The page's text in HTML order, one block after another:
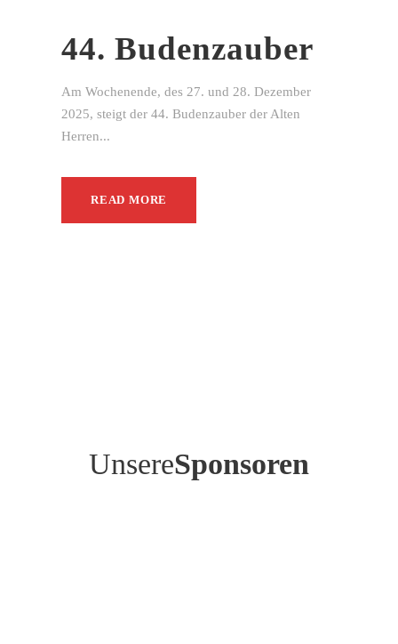
44. Budenzauber
Am Wochenende, des 27. und 28. Dezember
2025, steigt der 44. Budenzauber der Alten
Herren...
READ MORE
UnsereSponsoren